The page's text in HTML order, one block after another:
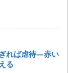
れば虐待―赤い
る